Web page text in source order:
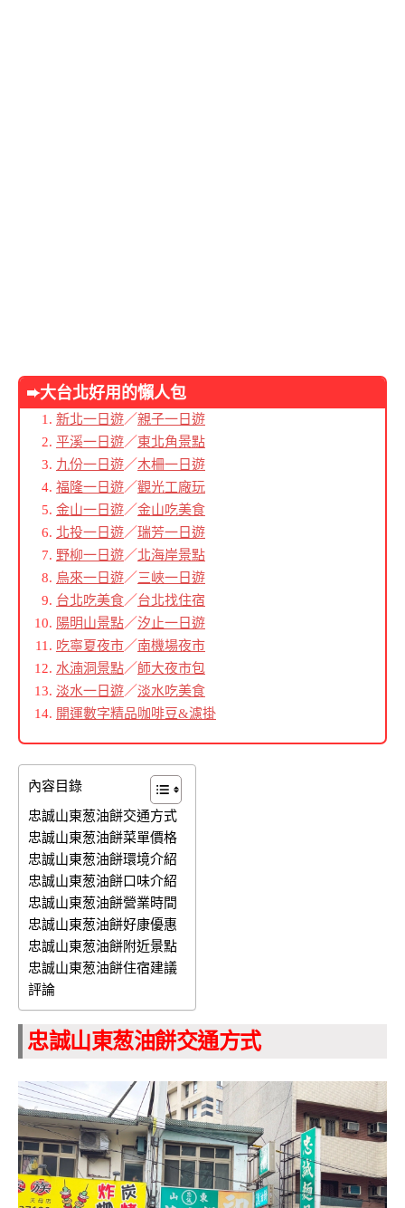
➨大台北好用的懶人包
新北一日遊／親子一日遊
平溪一日遊／東北角景點
九份一日遊／木柵一日遊
福隆一日遊／觀光工廠玩
金山一日遊／金山吃美食
北投一日遊／瑞芳一日遊
野柳一日遊／北海岸景點
烏來一日遊／三峽一日遊
台北吃美食／台北找住宿
陽明山景點／汐止一日遊
吃寧夏夜市／南機場夜市
水湳洞景點／師大夜市包
淡水一日遊／淡水吃美食
開運數字精品咖啡豆&濾掛
內容目錄
忠誠山東葱油餅交通方式
忠誠山東葱油餅菜單價格
忠誠山東葱油餅環境介紹
忠誠山東葱油餅口味介紹
忠誠山東葱油餅營業時間
忠誠山東葱油餅好康優惠
忠誠山東葱油餅附近景點
忠誠山東葱油餅住宿建議
評論
忠誠山東葱油餅交通方式